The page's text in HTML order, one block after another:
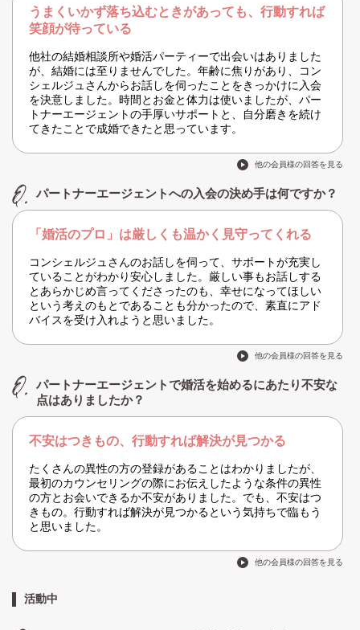
うまくいかず落ち込むときがあっても、行動すれば
笑顔が待っている
他社の結婚相談所や婚活パーティーで出会いはありました
が、結婚には至りませんでした。年齢に焦りがあり、コン
シェルジュさんからお話しを伺ったことをきっかけに入会
を決意しました。時間とお金と体力は使いましたが、パー
トナーエージェントの手厚いサポートと、自分磨きを続け
てきたことで成婚できたと思っています。
他の会員様の回答を見る
パートナーエージェントへの入会の決め手は何ですか？
「婚活のプロ」は厳しくも温かく見守ってくれる
コンシェルジュさんのお話しを伺って、サポートが充実し
ていることがわかり安心しました。厳しい事もお話しする
とあらかじめ言ってくださったのも、幸せになってほしい
という考えのもとであることも分かったので、素直にアド
バイスを受け入れようと思いました。
他の会員様の回答を見る
パートナーエージェントで婚活を始めるにあたり不安な
点はありましたか？
不安はつきもの、行動すれば解決が見つかる
たくさんの異性の方の登録があることはわかりましたが、
最初のカウンセリングの際にお伝えしたような条件の異性
の方とお会いできるか不安がありました。でも、不安はつ
きもの。行動すれば解決が見つかるという気持ちで臨もう
と思いました。
他の会員様の回答を見る
活動中